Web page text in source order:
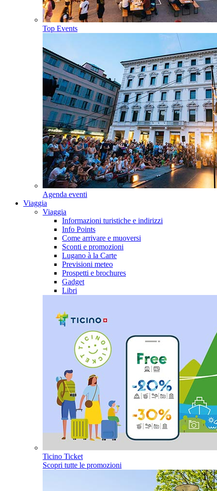
Top Events
Agenda eventi
Viaggia
Viaggia
Informazioni turistiche e indirizzi
Info Points
Come arrivare e muoversi
Sconti e promozioni
Lugano à la Carte
Previsioni meteo
Prospetti e brochures
Gadget
Libri
Ticino Ticket
Scopri tutte le promozioni